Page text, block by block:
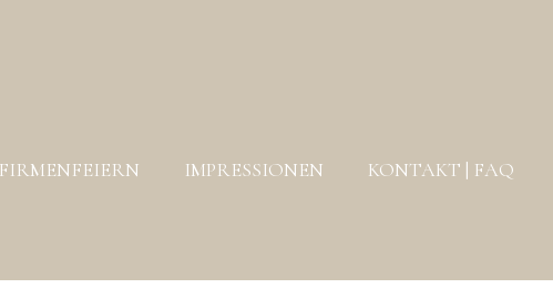
FIRMENFEIERN IMPRESSIONEN KONTAKT | FAQ